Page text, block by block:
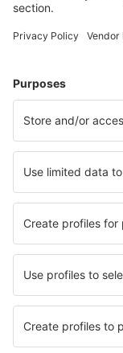
Hotels in
Hotels in Cannes
Hotels in Fleury
Hotels in Nancy
Die besten Hotels -
Hotels in Nanjo
Hotels in Zehdenick